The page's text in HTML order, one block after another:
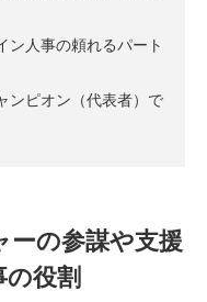
ン人事の頼れるパート
ンピオン（代表者）で
の参謀や支援
役割